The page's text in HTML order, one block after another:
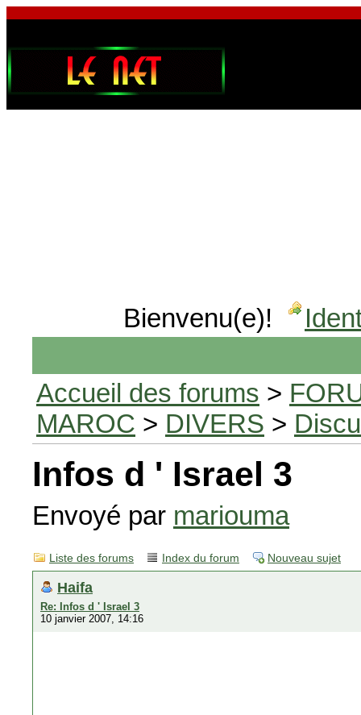
Bienvenu(e)!
Accueil des forums >
MAROC > DIVERS >
Infos d ' Israel 3
Envoyé par mariouma
Liste des forums Index du forum Nouveau sujet
Haifa
Re: Infos d ' Israel 3
10 janvier 2007, 14:16